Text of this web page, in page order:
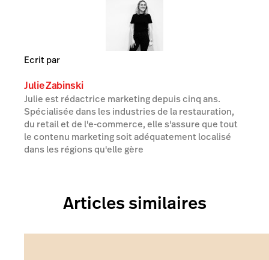
Ecrit par
Julie Zabinski
Julie est rédactrice marketing depuis cinq ans.
Spécialisée dans les industries de la restauration,
du retail et de l'e-commerce, elle s'assure que tout
le contenu marketing soit adéquatement localisé
dans les régions qu'elle gère
Articles similaires